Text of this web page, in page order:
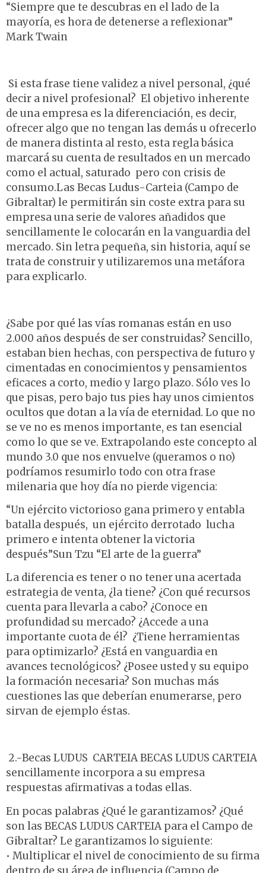
“Siempre que te descubras en el lado de la
mayoría, es hora de detenerse a reflexionar”
Mark Twain
Si esta frase tiene validez a nivel personal, ¿qué
decir a nivel profesional? El objetivo inherente
de una empresa es la diferenciación, es decir,
ofrecer algo que no tengan las demás u ofrecerlo
de manera distinta al resto, esta regla básica
marcará su cuenta de resultados en un mercado
como el actual, saturado pero con crisis de
consumo.Las Becas Ludus-Carteia (Campo de
Gibraltar) le permitirán sin coste extra para su
empresa una serie de valores añadidos que
sencillamente le colocarán en la vanguardia del
mercado. Sin letra pequeña, sin historia, aquí se
trata de construir y utilizaremos una metáfora
para explicarlo.
¿Sabe por qué las vías romanas están en uso
2.000 años después de ser construidas? Sencillo,
estaban bien hechas, con perspectiva de futuro y
cimentadas en conocimientos y pensamientos
eficaces a corto, medio y largo plazo. Sólo ves lo
que pisas, pero bajo tus pies hay unos cimientos
ocultos que dotan a la vía de eternidad. Lo que no
se ve no es menos importante, es tan esencial
como lo que se ve. Extrapolando este concepto al
mundo 3.0 que nos envuelve (queramos o no)
podríamos resumirlo todo con otra frase
milenaria que hoy día no pierde vigencia:
“Un ejército victorioso gana primero y entabla
batalla después, un ejército derrotado lucha
primero e intenta obtener la victoria
después”Sun Tzu “El arte de la guerra”
La diferencia es tener o no tener una acertada
estrategia de venta, ¿la tiene? ¿Con qué recursos
cuenta para llevarla a cabo? ¿Conoce en
profundidad su mercado? ¿Accede a una
importante cuota de él? ¿Tiene herramientas
para optimizarlo? ¿Está en vanguardia en
avances tecnológicos? ¿Posee usted y su equipo
la formación necesaria? Son muchas más
cuestiones las que deberían enumerarse, pero
sirvan de ejemplo éstas.
2.-Becas LUDUS CARTEIA BECAS LUDUS CARTEIA
sencillamente incorpora a su empresa
respuestas afirmativas a todas ellas.
En pocas palabras ¿Qué le garantizamos? ¿Qué
son las BECAS LUDUS CARTEIA para el Campo de
Gibraltar? Le garantizamos lo siguiente:
• Multiplicar el nivel de conocimiento de su firma
dentro de su área de influencia (Campo de